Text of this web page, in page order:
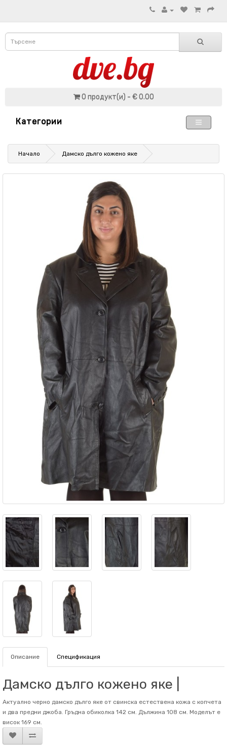
0 продукт(и) - € 0.00
Категории
Начало Дамско дълго кожено яке
Описание Спецификация
Дамско дълго кожено яке |
Актуално черно дамско дълго яке от свинска естествена кожа с копчета
и два предни джоба. Гръдна обиколка 142 см. Дължина 108 см. Mоделът е
висок 169 см.